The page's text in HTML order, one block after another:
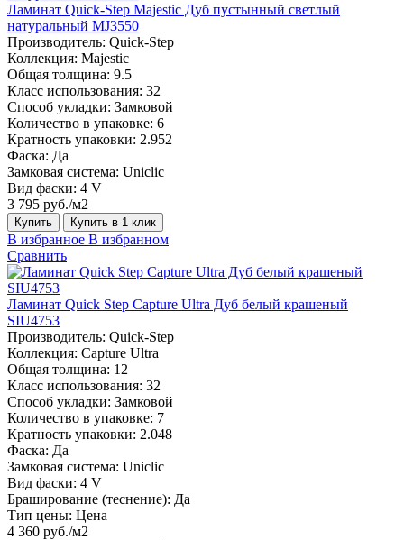
Ламинат Quick-Step Majestic Дуб пустынный светлый
натуральный MJ3550
Производитель: Quick-Step
Коллекция: Majestic
Общая толщина: 9.5
Класс использования: 32
Способ укладки: Замковой
Количество в упаковке: 6
Кратность упаковки: 2.952
Фаска: Да
Замковая система: Uniclic
Вид фаски: 4 V
3 795 руб./м2
Купить Купить в 1 клик
В избранное В избранном
Сравнить
Ламинат Quick Step Capture Ultra Дуб белый крашеный
SIU4753
Производитель: Quick-Step
Коллекция: Capture Ultra
Общая толщина: 12
Класс использования: 32
Способ укладки: Замковой
Количество в упаковке: 7
Кратность упаковки: 2.048
Фаска: Да
Замковая система: Uniclic
Вид фаски: 4 V
Браширование (теснение): Да
Тип цены: Цена
4 360 руб./м2